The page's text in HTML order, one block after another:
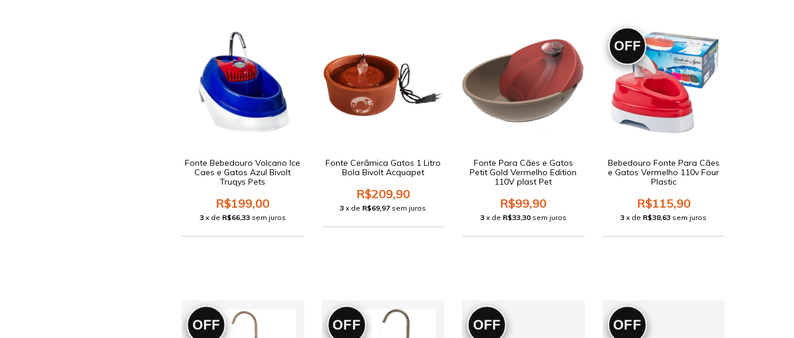
Fonte Bebedouro Volcano Ice
Caes e Gatos Azul Bivolt
Truqys Pets
R$199,00
3 x de R$66,33 sem juros
Fonte Cerâmica Gatos 1 Litro
Bola Bivolt Acquapet
R$209,90
3 x de R$69,97 sem juros
Fonte Para Cães e Gatos
Petit Gold Vermelho Edition
110V plast Pet
R$99,90
3 x de R$33,30 sem juros
OFF
Bebedouro Fonte Para Cães
e Gatos Vermelho 110v Four
Plastic
R$115,90
3 x de R$38,63 sem juros
OFF OFF OFF OFF